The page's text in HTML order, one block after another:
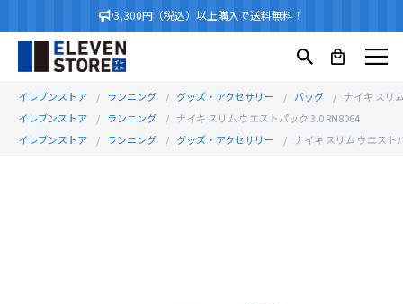
3,300円（税込）以上購入で送料無料！
イレブンストア ランニング グッズ・アクセサリー バッグ
ナイキ スリ
イレブンストア
ランニング
ナイキ スリム ウエストパック 3.0 RN8064
イレブンストア
ランニング グッズ・アクセサリー ナイキ スリム ウエスト